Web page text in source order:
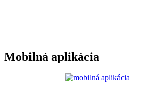
Mobilná aplikácia